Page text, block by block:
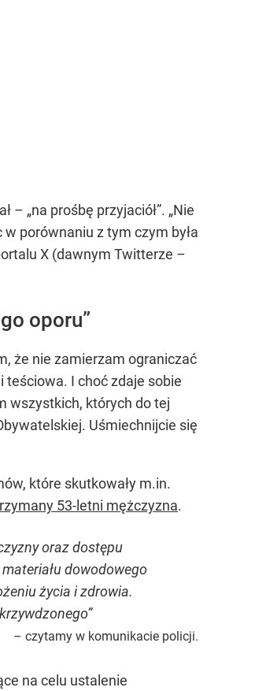
„na prośbę przyjaciół”. „Nie
porównaniu z tym czym była
X (dawnym Twitterze –
oporu”
że nie zamierzam ograniczać
teściowa. I choć zdaje sobie
wszystkich, których do tej
Uśmiechnijcie się
które skutkowały m.in.
53-letni mężczyzna.
oraz dostępu
dowodowego
życia i zdrowia.
– czytamy w komunikacie policji.
na celu ustalenie